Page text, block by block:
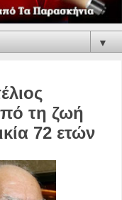
▼
τη ζωή
72 ετών